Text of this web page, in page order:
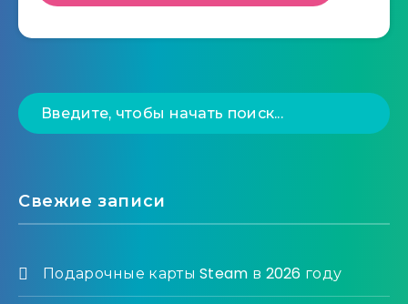
Свежие записи
Подарочные карты Steam в 2026 году